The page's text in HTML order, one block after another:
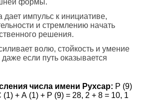
формы.
дает импульс к инициативе,
и стремлению начать
решения.
волю, стойкость и умение
если путь оказывается
числа имени Рухсар: Р (9)
+ А (1) + Р (9) = 28, 2 + 8 = 10, 1